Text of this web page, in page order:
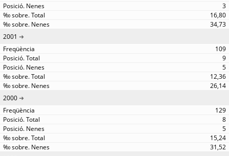
3
16,80
34,73
2001
109
9
5
12,36
26,14
2000
129
8
5
15,24
31,52